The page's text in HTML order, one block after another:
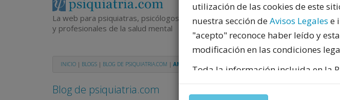
La web para psiquiatras, psicólogos
y profesionales de la salud mental
utilización de las cookies de este
nuestra sección deAvisos Legales e
"acepto" reconoce haber leído y
modificación en las condiciones
Toda la información incluida en la
del mercado español y, por tanto,
INICIO | BLOGS | BLOG DE PSIQUIATRIA.COM | AMBIVALENCIA EMOCIONAL: CUANDO SIENTES DOS COSAS AL
Blog de psiquiatria.com